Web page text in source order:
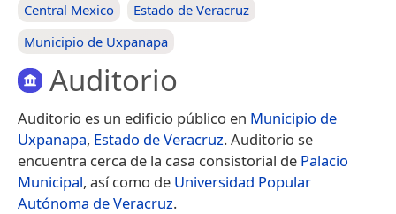
Central Mexico
Estado de Veracruz
Municipio de Uxpanapa
Auditorio
Auditorio es un edificio público en Municipio de
Uxpanapa, Estado de Veracruz. Auditorio se
encuentra cerca de la casa consistorial de Palacio
Municipal, así como de Universidad Popular
Autónoma de Veracruz.